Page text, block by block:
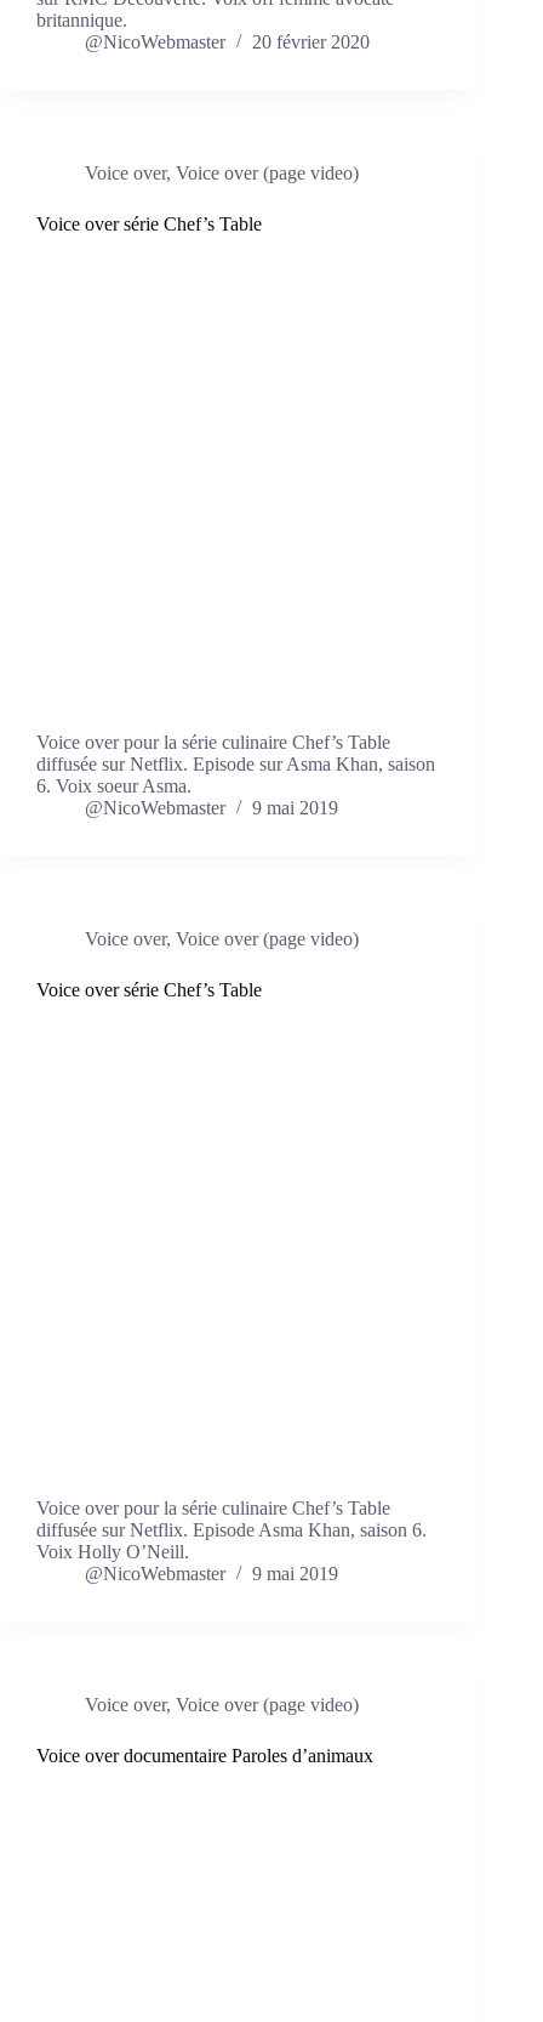
britannique.
@NicoWebmaster
20 février 2020
Voice over, Voice over (page video)
Voice over série Chef’s Table
Voice over pour la série culinaire Chef’s Table
diffusée sur Netflix. Episode sur Asma Khan, saison
6. Voix soeur Asma.
@NicoWebmaster
9 mai 2019
Voice over, Voice over (page video)
Voice over série Chef’s Table
Voice over pour la série culinaire Chef’s Table
diffusée sur Netflix. Episode Asma Khan, saison 6.
Voix Holly O’Neill.
@NicoWebmaster
9 mai 2019
Voice over, Voice over (page video)
Voice over documentaire Paroles d’animaux